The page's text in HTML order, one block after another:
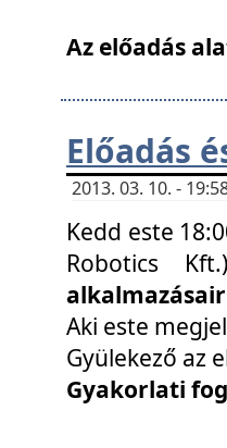
Az előadás
Előadás
2013. 03. 10. -
Kedd este
Robotics
Aki este
Gyülekező az
Gyakorlati